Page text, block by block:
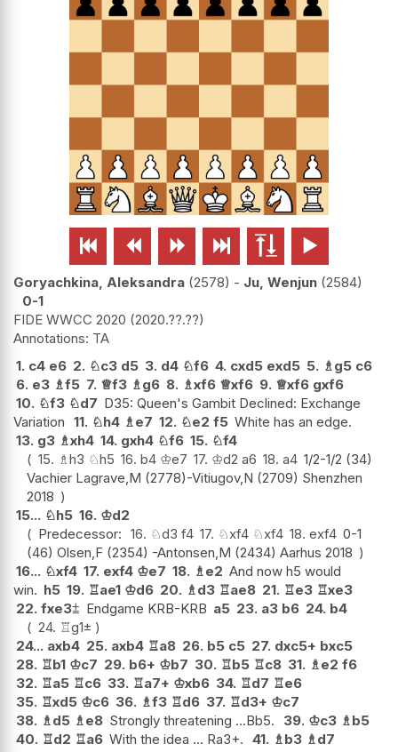
     
Goryachkina, Aleksandra 2578 - Ju, Wenjun 2584
0-1
FIDE WWCC 2020 2020.??.??
TA
1. c4 e6 2. ♘c3 d5 3. d4 ♘f6 4. cxd5 exd5 5. ♗ g5 c6
6. e3 ♗f5 7. ♕f3 ♗ g6 8. ♗xf6 ♕xf6 9. ♕xf6 gxf6
10. ♘f3 ♘d7 D35: Queen's Gambit Declined: Exchange
Variation 11. ♘h4 ♗ e7 12. ♘e2 f5 White has an edge.
13. g3 ♗xh4 14. gxh4 ♘f6 15. ♘f4
15. ♗h3 ♘h5 16. b4 ♔e7 17. ♔d2 a6 18. a4 1/2-1/2 (34)
Vachier Lagrave,M (2778)-Vitiugov,N (2709) Shenzhen
2018
15... ♘h5 16. ♔d2
Predecessor: 16. ♘d3 f4 17. ♘xf4 ♘xf4 18. exf4 0-1
(46) Olsen,F (2354) -Antonsen,M (2434) Aarhus 2018
16... ♘xf4 17. exf4 ♔e7 18. ♗ e2 And now h5 would
win. h5 19. ♖ae1 ♔d6 20. ♗ d3 ♖ae8 21. ♖e3 ♖xe3
22. fxe3⩲ Endgame KRB-KRB a5 23. a3 b6 24. b4
24. ♖g1±
24... axb4 25. axb4 ♖a8 26. b5 c5 27. dxc5+ bxc5
28. ♖b1 ♔c7 29. b6+ ♔b7 30. ♖b5 ♖c8 31. ♗ e2 f6
32. ♖a5 ♖c6 33. ♖a7+ ♔xb6 34. ♖d7 ♖e6
35. ♖xd5 ♔c6 36. ♗f3 ♖d6 37. ♖d3+ ♔c7
38. ♗ d5 ♗ e8 Strongly threatening ...Bb5. 39. ♔c3 ♗ b5
40. ♖d2 ♖a6 With the idea ... Ra3+. 41. ♗ b3 ♗ d7